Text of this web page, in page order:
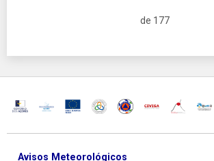
de 177
Avisos Meteorológicos